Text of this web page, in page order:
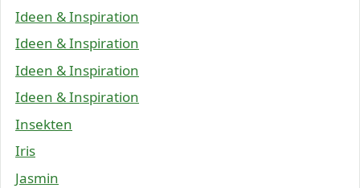
Ideen & Inspiration
Ideen & Inspiration
Ideen & Inspiration
Ideen & Inspiration
Insekten
Iris
Jasmin